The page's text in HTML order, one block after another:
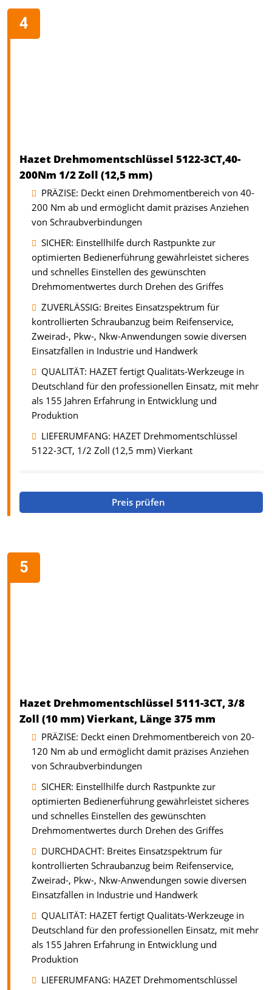
Hazet Drehmomentschlüssel 5122-3CT,40-
200Nm 1/2 Zoll (12,5 mm)
PRÄZISE: Deckt einen Drehmomentbereich von 40-
200 Nm ab und ermöglicht damit präzises Anziehen
von Schraubverbindungen
SICHER: Einstellhilfe durch Rastpunkte zur
optimierten Bedienerführung gewährleistet sicheres
und schnelles Einstellen des gewünschten
Drehmomentwertes durch Drehen des Griffes
ZUVERLÄSSIG: Breites Einsatzspektrum für
kontrollierten Schraubanzug beim Reifenservice,
Zweirad-, Pkw-, Nkw-Anwendungen sowie diversen
Einsatzfällen in Industrie und Handwerk
QUALITÄT: HAZET fertigt Qualitäts-Werkzeuge in
Deutschland für den professionellen Einsatz, mit mehr
als 155 Jahren Erfahrung in Entwicklung und
Produktion
LIEFERUMFANG: HAZET Drehmomentschlüssel
5122-3CT, 1/2 Zoll (12,5 mm) Vierkant
Preis prüfen
Hazet Drehmomentschlüssel 5111-3CT, 3/8
Zoll (10 mm) Vierkant, Länge 375 mm
PRÄZISE: Deckt einen Drehmomentbereich von 20-
120 Nm ab und ermöglicht damit präzises Anziehen
von Schraubverbindungen
SICHER: Einstellhilfe durch Rastpunkte zur
optimierten Bedienerführung gewährleistet sicheres
und schnelles Einstellen des gewünschten
Drehmomentwertes durch Drehen des Griffes
DURCHDACHT: Breites Einsatzspektrum für
kontrollierten Schraubanzug beim Reifenservice,
Zweirad-, Pkw-, Nkw-Anwendungen sowie diversen
Einsatzfällen in Industrie und Handwerk
QUALITÄT: HAZET fertigt Qualitäts-Werkzeuge in
Deutschland für den professionellen Einsatz, mit mehr
als 155 Jahren Erfahrung in Entwicklung und
Produktion
LIEFERUMFANG: HAZET Drehmomentschlüssel